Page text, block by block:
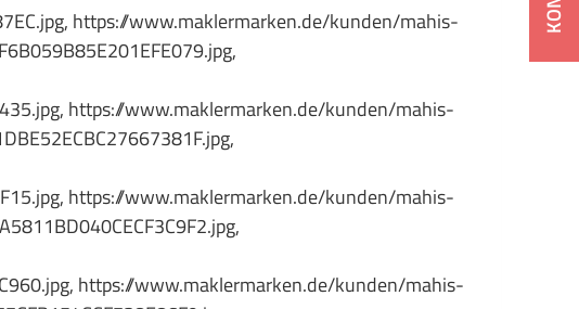
https://www.maklermarken.de/kunden/mahis-
https://www.maklermarken.de/kunden/mahis-
https://www.maklermarken.de/kunden/mahis-
https://www.maklermarken.de/kunden/mahis-